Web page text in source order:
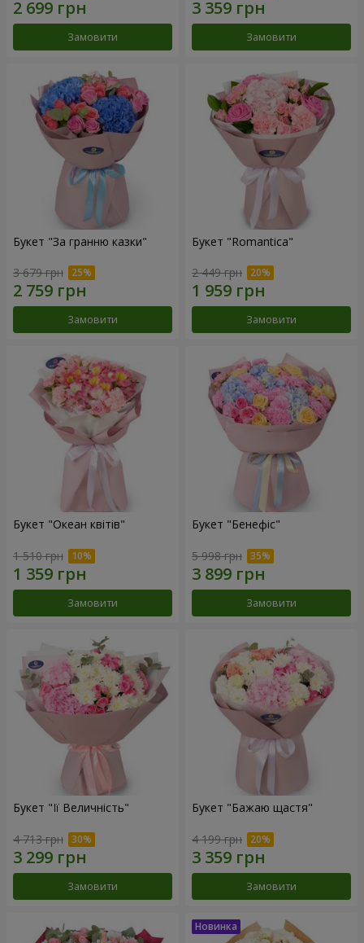
Замовити Замовити
Букет "За гранню казки"
3 679 грн
Замовити
Букет "Romantica"
2 449 грн
Замовити
Букет "Океан квітів"
1 510 грн
Замовити
Букет "Бенефіс"
5 998 грн
Замовити
Букет "Її Величність"
4 713 грн
Замовити
Букет "Бажаю щастя"
4 199 грн
Замовити